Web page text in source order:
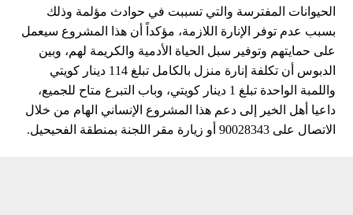
الحيوانات المفترسة والتي تسببت في حوادث مؤلمة وذلك
بسبب عدم توفر الإنارة اللازمة، مؤكداً أن هذا المشروع سيعمل
على حمايتهم وتوفير سبل الحياة الأدمية والكريمة لهم، وبين
الدبوس أن تكلفة إنارة منزل بالكامل تبلغ 114 دينار كويتي
واللمبة الواحدة تبلغ 1 دينار كويتي، وباب التبرع متاح للجميع،
داعيا أهل الخير إلى دعم هذا المشروع الإنساني الهام من خلال
الاتصال على 90028343 أو زيارة مقر اللجنة بمنطقة الفحيحيل.